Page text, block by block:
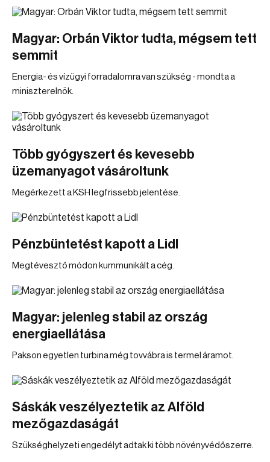
Magyar: Orbán Viktor tudta, mégsem tett
semmit
Energia- és vízügyi forradalomra van szükség - mondta a
miniszterelnök.
Több gyógyszert és kevesebb
üzemanyagot vásároltunk
Megérkezett a KSH legfrissebb jelentése.
Pénzbüntetést kapott a Lidl
Megtévesztő módon kummunikált a cég.
Magyar: jelenleg stabil az ország
energiaellátása
Pakson egyetlen turbina még tovvábra is termel áramot.
Sáskák veszélyeztetik az Alföld
mezőgazdaságát
Szükséghelyzeti engedélyt adtak ki több növényvédőszerre.